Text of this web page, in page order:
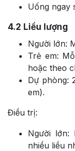
Uống ngay
4.2 Liều lượng
Người lớn:
Trẻ em:
hoặc theo
Dự phòng:
em).
Điều trị:
Người lớn:
nhiều liều